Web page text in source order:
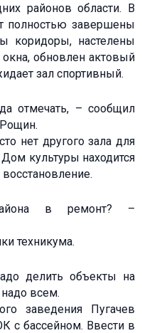
районов области. В
полностью завершены
коридоры, настелены
обновлен актовый
зал спортивный.
отмечать, – сообщил
нет другого зала для
культуры находится
в ремонт? –
техникума.
делить объекты на
всем.
заведения Пугачев
с бассейном. Ввести в